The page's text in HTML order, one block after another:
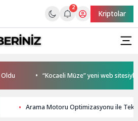
2
Kriptolar
“Kocaeli Müze” yeni web sitesiyle
Arama Motoru Optimizasyonu ile